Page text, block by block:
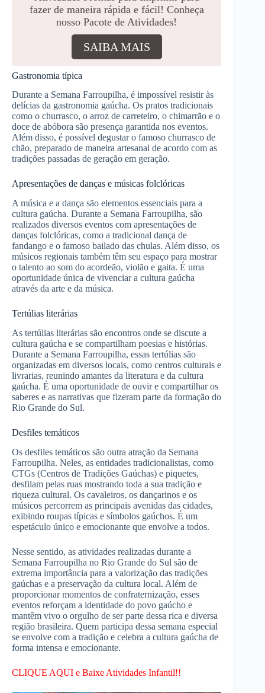
fazer de maneira rápida e fácil! Conheça
nosso Pacote de Atividades!
SAIBA MAIS
Gastronomia típica
Durante a Semana Farroupilha, é impossível resistir às
delícias da gastronomia gaúcha. Os pratos tradicionais
como o churrasco, o arroz de carreteiro, o chimarrão e o
doce de abóbora são presença garantida nos eventos.
Além disso, é possível degustar o famoso churrasco de
chão, preparado de maneira artesanal de acordo com as
tradições passadas de geração em geração.
Apresentações de danças e músicas folclóricas
A música e a dança são elementos essenciais para a
cultura gaúcha. Durante a Semana Farroupilha, são
realizados diversos eventos com apresentações de
danças folclóricas, como a tradicional dança de
fandango e o famoso bailado das chulas. Além disso, os
músicos regionais também têm seu espaço para mostrar
o talento ao som do acordeão, violão e gaita. É uma
oportunidade única de vivenciar a cultura gaúcha
através da arte e da música.
Tertúlias literárias
As tertúlias literárias são encontros onde se discute a
cultura gaúcha e se compartilham poesias e histórias.
Durante a Semana Farroupilha, essas tertúlias são
organizadas em diversos locais, como centros culturais e
livrarias, reunindo amantes da literatura e da cultura
gaúcha. É uma oportunidade de ouvir e compartilhar os
saberes e as narrativas que fizeram parte da formação do
Rio Grande do Sul.
Desfiles temáticos
Os desfiles temáticos são outra atração da Semana
Farroupilha. Neles, as entidades tradicionalistas, como
CTGs (Centros de Tradições Gaúchas) e piquetes,
desfilam pelas ruas mostrando toda a sua tradição e
riqueza cultural. Os cavaleiros, os dançarinos e os
músicos percorrem as principais avenidas das cidades,
exibindo roupas típicas e símbolos gaúchos. É um
espetáculo único e emocionante que envolve a todos.
Nesse sentido, as atividades realizadas durante a
Semana Farroupilha no Rio Grande do Sul são de
extrema importância para a valorização das tradições
gaúchas e a preservação da cultura local. Além de
proporcionar momentos de confraternização, esses
eventos reforçam a identidade do povo gaúcho e
mantêm vivo o orgulho de ser parte dessa rica e diversa
região brasileira. Quem participa dessa semana especial
se envolve com a tradição e celebra a cultura gaúcha de
forma intensa e emocionante.
CLIQUE AQUI e Baixe Atividades Infantil!!